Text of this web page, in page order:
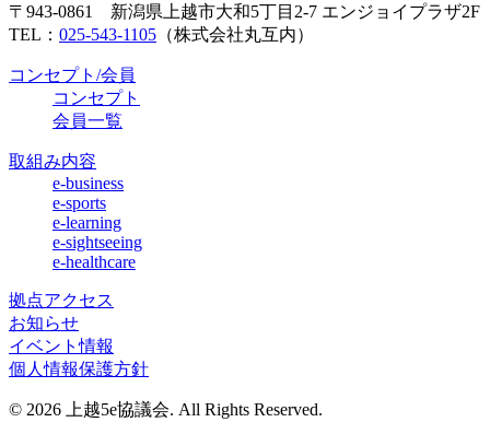
〒943-0861 新潟県上越市大和5丁目2-7 エンジョイプラザ2F
TEL： 025-543-1105 （株式会社丸互内）
コンセプト/会員
コンセプト
会員一覧
取組み内容
e-business
e-sports
e-learning
e-sightseeing
e-healthcare
拠点アクセス
お知らせ
イベント情報
個人情報保護方針
© 2026 上越5e協議会. All Rights Reserved.